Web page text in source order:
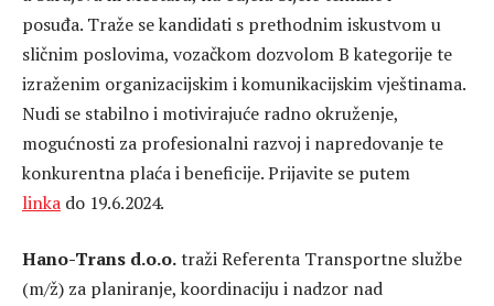
posuđa. Traže se kandidati s prethodnim iskustvom u
sličnim poslovima, vozačkom dozvolom B kategorije te
izraženim organizacijskim i komunikacijskim vještinama.
Nudi se stabilno i motivirajuće radno okruženje,
mogućnosti za profesionalni razvoj i napredovanje te
konkurentna plaća i beneficije. Prijavite se putem
linka do 19.6.2024.
Hano-Trans d.o.o.traži Referenta Transportne službe
(m/ž) za planiranje, koordinaciju i nadzor nad